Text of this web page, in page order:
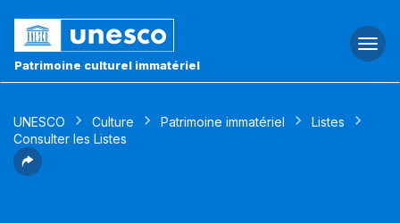
Patrimoine culturel immatériel
UNESCO Culture Patrimoine immatériel
Listes
Consulter les Listes